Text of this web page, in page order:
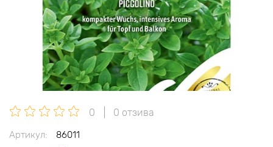
0 0 отзива
Артикул:
86011